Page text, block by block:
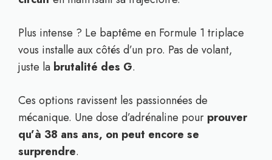
Plus intense ? Le baptême en Formule 1 triplace
vous installe aux côtés d’un pro. Pas de volant,
juste la brutalité des G.
Ces options ravissent les passionnées de
mécanique. Une dose d’adrénaline pour prouver
qu’à 38 ans ans, on peut encore se
surprendre.